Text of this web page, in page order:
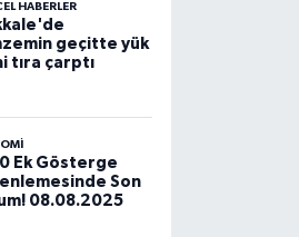
HABERLER
geçitte yük
tıra çarptı
Ek Gösterge
Son
08.08.2025